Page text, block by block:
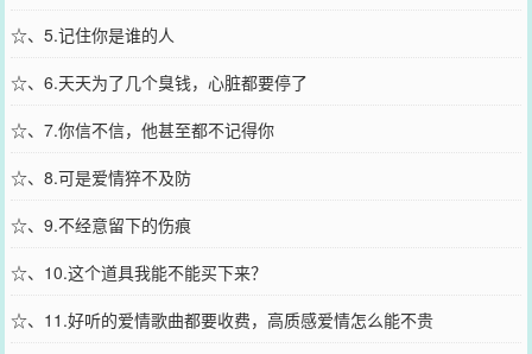
☆、5.记住你是谁的人
☆、6.天天为了几个臭钱，心脏都要停了
☆、7.你信不信，他甚至都不记得你
☆、8.可是爱情猝不及防
☆、9.不经意留下的伤痕
☆、10.这个道具我能不能买下来？
☆、11.好听的爱情歌曲都要收费，高质感爱情怎么能不贵